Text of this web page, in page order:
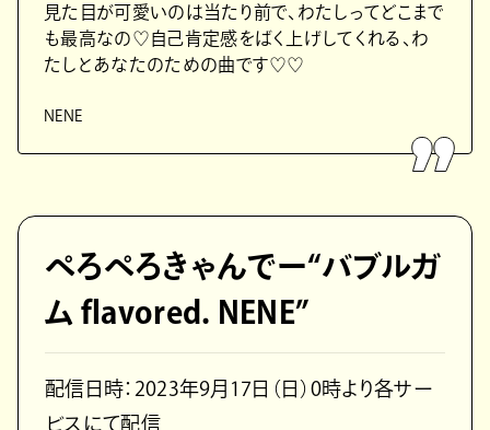
見た目が可愛いのは当たり前で、わたしってどこまで
も最高なの♡自己肯定感をばく上げしてくれる、わ
たしとあなたのための曲です♡♡
NENE
ぺろぺろきゃんでー“バブルガ
ム flavored. NENE”
配信日時：2023年9月17日（日）0時より各サー
ビスにて配信